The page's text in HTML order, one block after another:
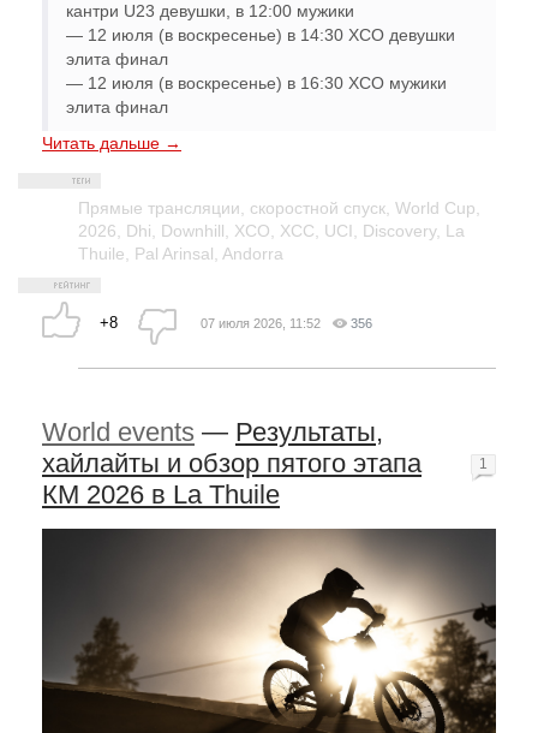
кантри U23 девушки, в 12:00 мужики
— 12 июля (в воскресенье) в 14:30 XCO девушки
элита финал
— 12 июля (в воскресенье) в 16:30 XCO мужики
элита финал
Читать дальше →
Прямые трансляции скоростной спуск World Cup
2026
Dhi Downhill XCO XCC UCI Discovery, La
Thuile
Pal Arinsal Andorra
+8 07 июля 2026, 11:52 356
World events — Результаты,
хайлайты и обзор пятого этапа
КМ 2026 в La Thuile
1